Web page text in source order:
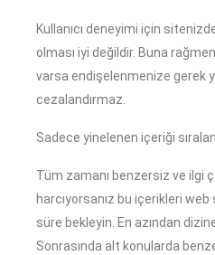
Kullanıcı deneyimi için
olması iyi değildir. Buna
varsa endişelenmenize gerek
cezalandırmaz.
Sadece yinelenen içeriği
Tüm zamanı benzersiz ve ilgi
harcıyorsanız bu içerikleri
süre bekleyin. En azından
Sonrasında alt konularda